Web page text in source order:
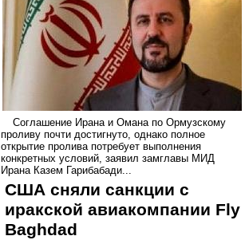
Соглашение Ирана и Омана по Ормузскому
проливу почти достигнуто, однако полное
открытие пролива потребует выполнения
конкретных условий, заявил замглавы МИД
Ирана Казем Гарибабади...
США сняли санкции с
иракской авиакомпании Fly
Baghdad